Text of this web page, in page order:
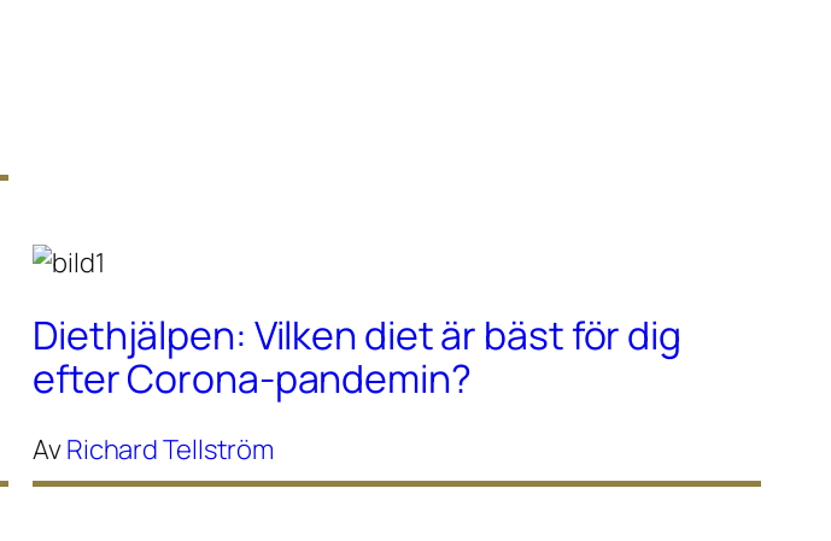
Diethjälpen: Vilken diet är bäst för dig
efter Corona-pandemin?
AvRichard Tellström